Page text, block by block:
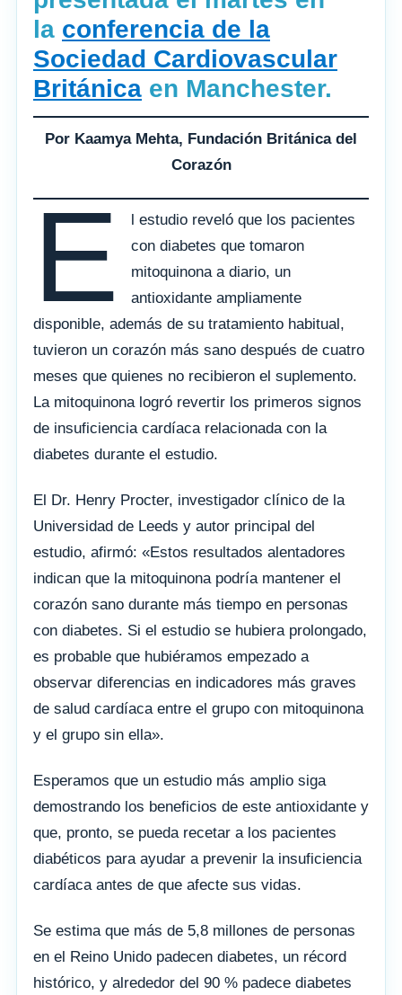
la conferencia de la
Sociedad Cardiovascular
Británica en Manchester.
Por Kaamya Mehta, Fundación Británica del
Corazón
E
l estudio reveló que los pacientes
con diabetes que tomaron
mitoquinona a diario, un
antioxidante ampliamente
disponible, además de su tratamiento habitual,
tuvieron un corazón más sano después de cuatro
meses que quienes no recibieron el suplemento.
La mitoquinona logró revertir los primeros signos
de insuficiencia cardíaca relacionada con la
diabetes durante el estudio.
El Dr. Henry Procter, investigador clínico de la
Universidad de Leeds y autor principal del
estudio, afirmó: «Estos resultados alentadores
indican que la mitoquinona podría mantener el
corazón sano durante más tiempo en personas
con diabetes. Si el estudio se hubiera prolongado,
es probable que hubiéramos empezado a
observar diferencias en indicadores más graves
de salud cardíaca entre el grupo con mitoquinona
y el grupo sin ella».
Esperamos que un estudio más amplio siga
demostrando los beneficios de este antioxidante y
que, pronto, se pueda recetar a los pacientes
diabéticos para ayudar a prevenir la insuficiencia
cardíaca antes de que afecte sus vidas.
Se estima que más de 5,8 millones de personas
en el Reino Unido padecen diabetes, un récord
histórico, y alrededor del 90 % padece diabetes